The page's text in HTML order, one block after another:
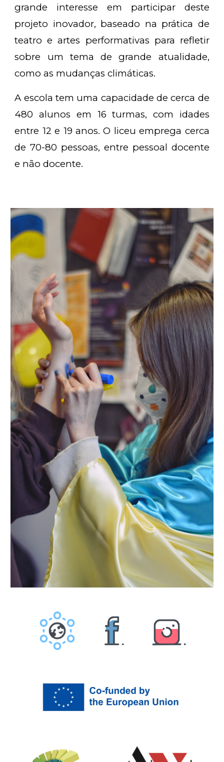
grande interesse em participar deste
projeto inovador, baseado na prática de
teatro e artes performativas para refletir
sobre um tema de grande atualidade,
como as mudanças climáticas.
A escola tem uma capacidade de cerca de
480 alunos em 16 turmas, com idades
entre 12 e 19 anos. O liceu emprega cerca
de 70-80 pessoas, entre pessoal docente
e não docente.